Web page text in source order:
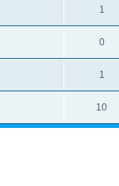
1
0
1
10